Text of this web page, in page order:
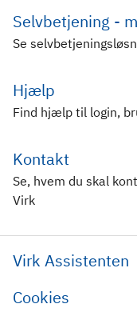
Selvbetjening -
Se
Hjælp
Find hjælp til login,
Kontakt
Se, hvem du skal
Virk
Virk Assistenten
Cookies